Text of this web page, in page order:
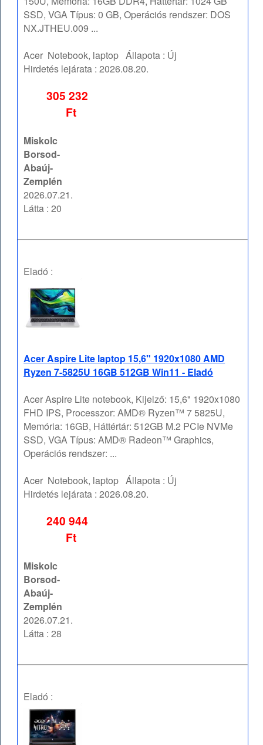
SSD, VGA Típus: 0 GB, Operációs rendszer: DOS
NX.JTHEU.009 ...
Acer Notebook, laptop Állapota : Új
Hirdetés lejárata :2026.08.20.
305 232
Ft
Miskolc
Borsod-
Abaúj-
Zemplén
2026.07.21.
Látta : 20
Eladó :
Acer Aspire Lite laptop 15,6" 1920x1080 AMD
Ryzen 7-5825U 16GB 512GB Win11 - Eladó
Acer Aspire Lite notebook, Kijelző: 15,6" 1920x1080
FHD IPS, Processzor: AMD® Ryzen™ 7 5825U,
Memória: 16GB, Háttértár: 512GB M.2 PCIe NVMe
SSD, VGA Típus: AMD® Radeon™ Graphics,
Operációs rendszer: ...
Acer Notebook, laptop Állapota : Új
Hirdetés lejárata :2026.08.20.
240 944
Ft
Miskolc
Borsod-
Abaúj-
Zemplén
2026.07.21.
Látta : 28
Eladó :